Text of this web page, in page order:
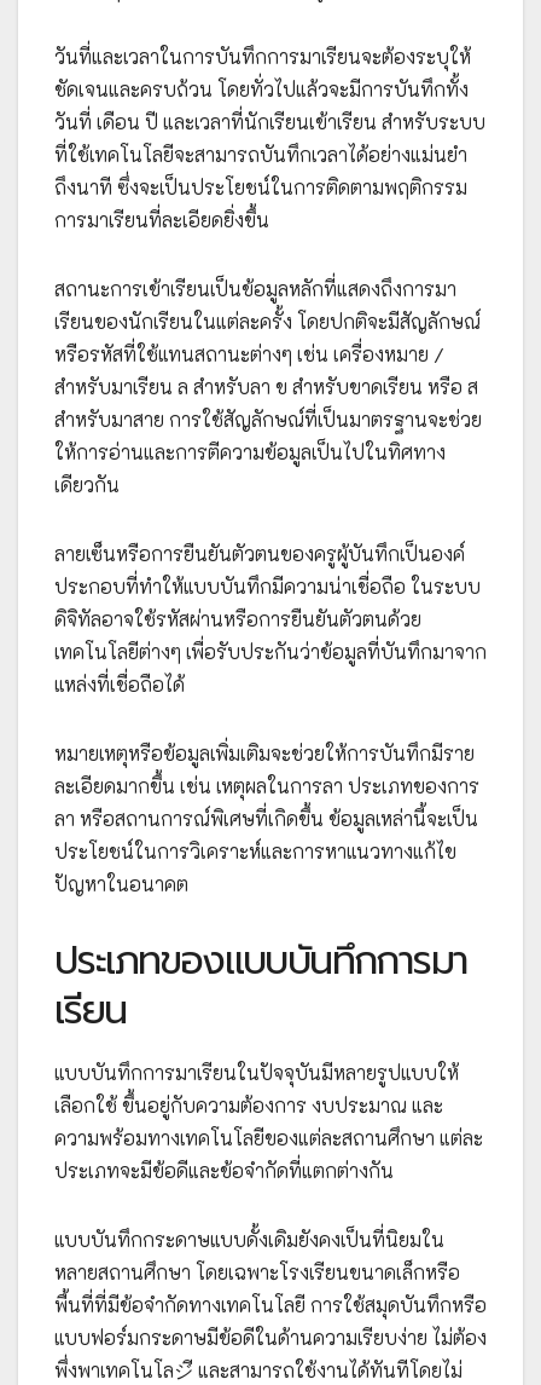
วันที่และเวลาในการบันทึกการมาเรียนจะต้องระบุให้
ชัดเจนและครบถ้วน โดยทั่วไปแล้วจะมีการบันทึกทั้ง
วันที่ เดือน ปี และเวลาที่นักเรียนเข้าเรียน สำหรับระบบ
ที่ใช้เทคโนโลยีจะสามารถบันทึกเวลาได้อย่างแม่นยำ
ถึงนาที ซึ่งจะเป็นประโยชน์ในการติดตามพฤติกรรม
การมาเรียนที่ละเอียดยิ่งขึ้น
สถานะการเข้าเรียนเป็นข้อมูลหลักที่แสดงถึงการมา
เรียนของนักเรียนในแต่ละครั้ง โดยปกติจะมีสัญลักษณ์
หรือรหัสที่ใช้แทนสถานะต่างๆ เช่น เครื่องหมาย /
สำหรับมาเรียน ล สำหรับลา ข สำหรับขาดเรียน หรือ ส
สำหรับมาสาย การใช้สัญลักษณ์ที่เป็นมาตรฐานจะช่วย
ให้การอ่านและการตีความข้อมูลเป็นไปในทิศทาง
เดียวกัน
ลายเซ็นหรือการยืนยันตัวตนของครูผู้บันทึกเป็นองค์
ประกอบที่ทำให้แบบบันทึกมีความน่าเชื่อถือ ในระบบ
ดิจิทัลอาจใช้รหัสผ่านหรือการยืนยันตัวตนด้วย
เทคโนโลยีต่างๆ เพื่อรับประกันว่าข้อมูลที่บันทึกมาจาก
แหล่งที่เชื่อถือได้
หมายเหตุหรือข้อมูลเพิ่มเติมจะช่วยให้การบันทึกมีราย
ละเอียดมากขึ้น เช่น เหตุผลในการลา ประเภทของการ
ลา หรือสถานการณ์พิเศษที่เกิดขึ้น ข้อมูลเหล่านี้จะเป็น
ประโยชน์ในการวิเคราะห์และการหาแนวทางแก้ไข
ปัญหาในอนาคต
ประเภทของแบบบันทึกการมา
เรียน
แบบบันทึกการมาเรียนในปัจจุบันมีหลายรูปแบบให้
เลือกใช้ ขึ้นอยู่กับความต้องการ งบประมาณ และ
ความพร้อมทางเทคโนโลยีของแต่ละสถานศึกษา แต่ละ
ประเภทจะมีข้อดีและข้อจำกัดที่แตกต่างกัน
แบบบันทึกกระดาษแบบดั้งเดิมยังคงเป็นที่นิยมใน
หลายสถานศึกษา โดยเฉพาะโรงเรียนขนาดเล็กหรือ
พื้นที่ที่มีข้อจำกัดทางเทคโนโลยี การใช้สมุดบันทึกหรือ
แบบฟอร์มกระดาษมีข้อดีในด้านความเรียบง่าย ไม่ต้อง
พึ่งพาเทคโนโลジี และสามารถใช้งานได้ทันทีโดยไม่